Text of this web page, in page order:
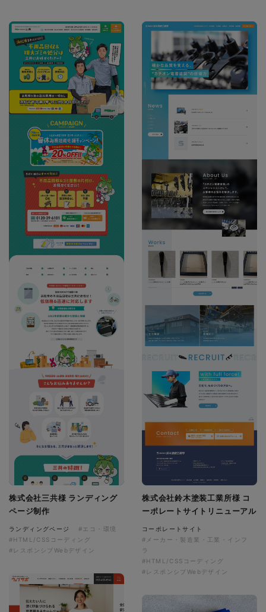
株式会社三共様 ランディング
ページ制作
ランディングページ
#エコ・環境
#HTML/CSSコーディング
#レスポンシブWebデザイン
株式会社鈴木塗装工業所様 コ
ーポレートサイトリニューアル
コーポレートサイト
#メーカー・製造業・工業・インフ
ラ
#HTML/CSSコーディング
#レスポンシブWebデザイン